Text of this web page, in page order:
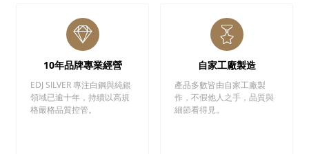
10年品牌專業經營
EDJ SILVER 專注白鋼與純銀
領域已逾十年，持續以高規
格嚴格品質控管。
自家工廠製造
產品多數皆由自家工廠製
作，不假他人之手，品質與
細節看得見。